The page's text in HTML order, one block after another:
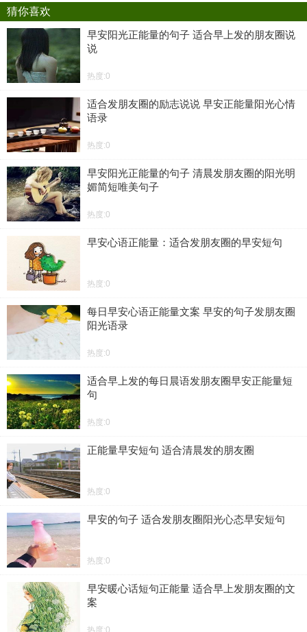
猜你喜欢
早安阳光正能量的句子 适合早上发的朋友圈说
说
热度:0
适合发朋友圈的励志说说 早安正能量阳光心情
语录
热度:0
早安阳光正能量的句子 清晨发朋友圈的阳光明
媚简短唯美句子
热度:0
早安心语正能量：适合发朋友圈的早安短句
热度:0
每日早安心语正能量文案 早安的句子发朋友圈
阳光语录
热度:0
适合早上发的每日晨语发朋友圈早安正能量短
句
热度:0
正能量早安短句 适合清晨发的朋友圈
热度:0
早安的句子 适合发朋友圈阳光心态早安短句
热度:0
早安暖心话短句正能量 适合早上发朋友圈的文
案